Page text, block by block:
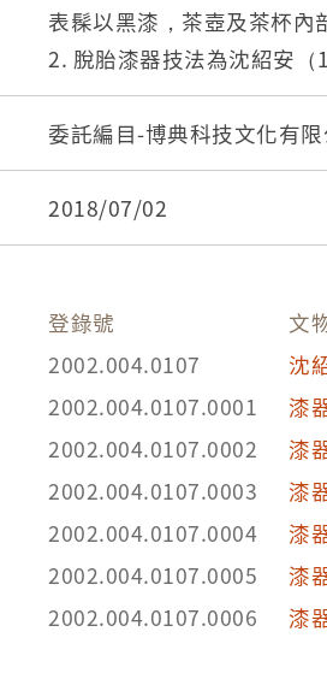
表髹以黑漆，茶壺及茶杯內
2. 脫胎漆器技法為沈紹安
上，經陰乾後上漆灰料，之
序。此技法世代傳承，沈紹
後方再加上自己的店號。
委託編目-博典科技文化有限
2018/07/02
登錄號
文
2002.004.0107
沈
2002.004.0107.0001
漆
2002.004.0107.0002
漆
2002.004.0107.0003
漆
2002.004.0107.0004
漆
2002.004.0107.0005
漆
2002.004.0107.0006
漆